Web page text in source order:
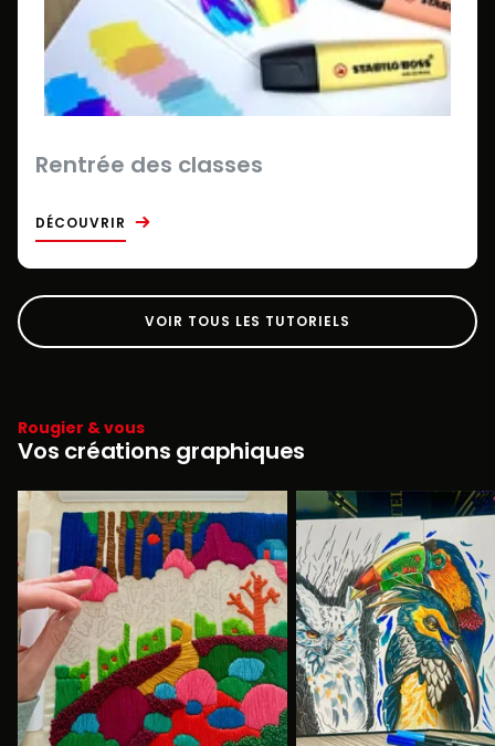
Rentrée des classes
DÉCOUVRIR
VOIR TOUS LES TUTORIELS
Rougier & vous
Vos créations graphiques